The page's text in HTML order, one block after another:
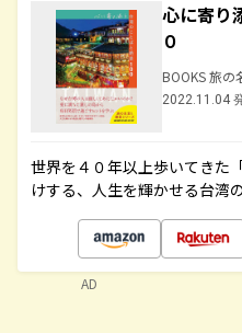
心に寄り
０
BOOKS 旅の
2022.11.04
世界を４０年以上歩いてきた
けする、人生を輝かせる台湾
AD